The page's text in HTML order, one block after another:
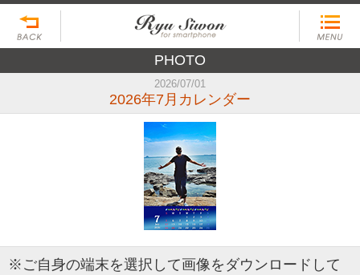
PHOTO
2026/07/01
2026年7月カレンダー
※ご自身の端末を選択して画像をダウンロードして